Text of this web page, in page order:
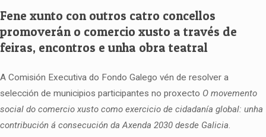
Fene xunto con outros catro concellos
promoverán o comercio xusto a través de
feiras, encontros e unha obra teatral
A Comisión Executiva do Fondo Galego vén de resolver a
selección de municipios participantes no proxecto O movemento
social do comercio xusto como exercicio de cidadanía global: unha
contribución á consecución da Axenda 2030 desde Galicia